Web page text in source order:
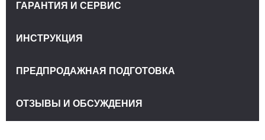
ГАРАНТИЯ И СЕРВИС
ИНСТРУКЦИЯ
ПРЕДПРОДАЖНАЯ ПОДГОТОВКА
ОТЗЫВЫ И ОБСУЖДЕНИЯ